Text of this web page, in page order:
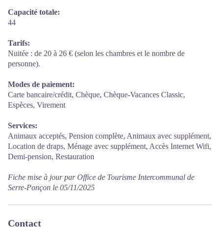
Capacité totale:
44
Tarifs:
Nuitée : de 20 à 26 € (selon les chambres et le nombre de
personne).
Modes de paiement:
Carte bancaire/crédit, Chèque, Chèque-Vacances Classic,
Espèces, Virement
Services:
Animaux acceptés, Pension complète, Animaux avec supplément,
Location de draps, Ménage avec supplément, Accès Internet Wifi,
Demi-pension, Restauration
Fiche mise à jour par Office de Tourisme Intercommunal de
Serre-Ponçon le 05/11/2025
Contact